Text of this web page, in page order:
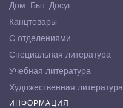
Дом. Быт. Досуг.
Канцтовары
С отделениями
Специальная литература
Учебная литература
Художественная литература
ИНФОРМАЦИЯ